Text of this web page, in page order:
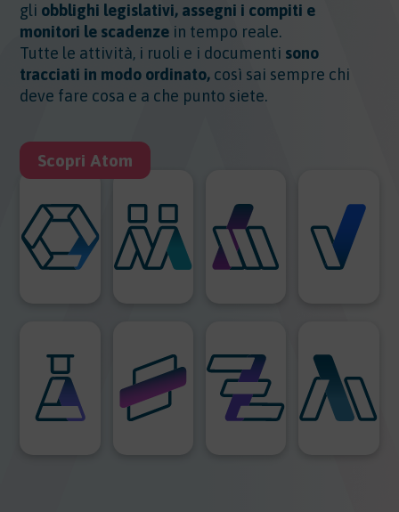
gli obblighi legislativi, assegni i compiti e
monitori le scadenze in tempo reale.
Tutte le attività, i ruoli e i documenti sono
tracciati in modo ordinato, così sai sempre chi
deve fare cosa e a che punto siete.
Scopri Atom